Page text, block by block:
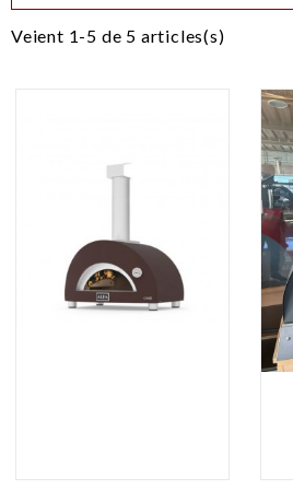
Veient 1-5 de 5 articles(s)